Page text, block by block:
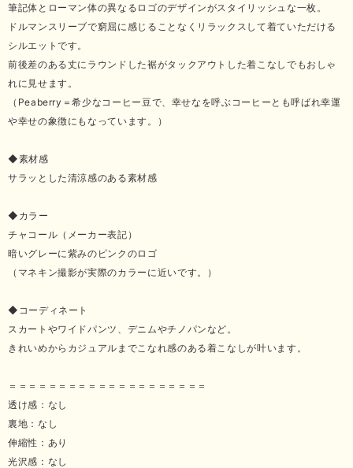
筆記体とローマン体の異なるロゴのデザインがスタイリッシュな一枚。
ドルマンスリーブで窮屈に感じることなくリラックスして着ていただける
シルエットです。
前後差のある丈にラウンドした裾がタックアウトした着こなしでもおしゃ
れに見せます。
（Peaberry＝希少なコーヒー豆で、幸せなを呼ぶコーヒーとも呼ばれ幸運
や幸せの象徴にもなっています。）
◆素材感
サラッとした清涼感のある素材感
◆カラー
チャコール（メーカー表記）
暗いグレーに紫みのピンクのロゴ
（マネキン撮影が実際のカラーに近いです。）
◆コーディネート
スカートやワイドパンツ、デニムやチノパンなど。
きれいめからカジュアルまでこなれ感のある着こなしが叶います。
＝＝＝＝＝＝＝＝＝＝＝＝＝＝＝＝＝＝＝＝
透け感：なし
裏地：なし
伸縮性：あり
光沢感：なし